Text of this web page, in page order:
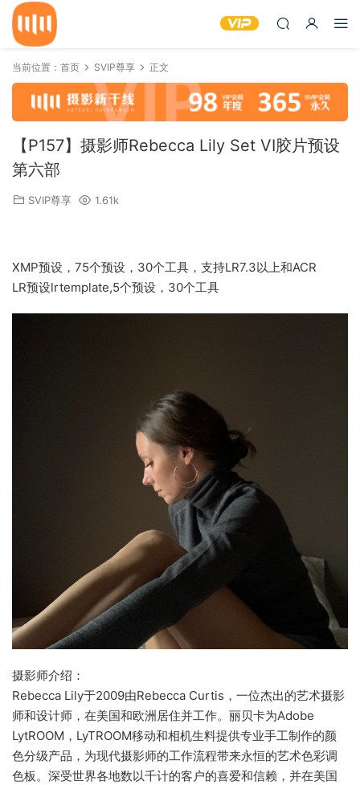
当前位置： 首页 SVIP尊享 正文
【P157】摄影师Rebecca Lily Set VI胶片预设
第六部
SVIP尊享 1.61k
XMP预设，75个预设，30个工具，支持LR7.3以上和ACR
LR预设lrtemplate,5个预设，30个工具
摄影师介绍：
Rebecca Lily于2009由Rebecca Curtis，一位杰出的艺术摄影
师和设计师，在美国和欧洲居住并工作。丽贝卡为Adobe
LytROOM，LyTROOM移动和相机生料提供专业手工制作的颜
色分级产品，为现代摄影师的工作流程带来永恒的艺术色彩调
色板。深受世界各地数以千计的客户的喜爱和信赖，并在美国